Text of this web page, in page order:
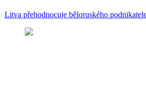
Litva přehodnocuje běloruského